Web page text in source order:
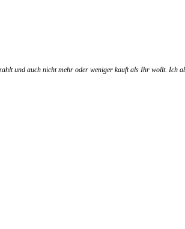
und auch nicht mehr oder weniger kauft als Ihr wollt. Ich